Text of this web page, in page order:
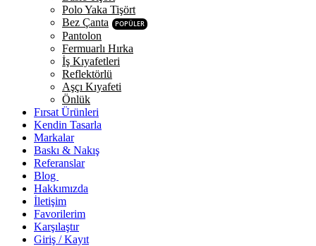
Polo Yaka Tişört
Bez Çanta
POPÜLER
Pantolon
Fermuarlı Hırka
İş Kıyafetleri
Reflektörlü
Aşçı Kıyafeti
Önlük
Fırsat Ürünleri
Kendin Tasarla
Markalar
Baskı & Nakış
Referanslar
Blog
Hakkımızda
İletişim
Favorilerim
Karşılaştır
Giriş / Kayıt